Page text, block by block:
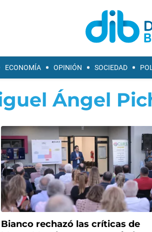
ECONOMÍA OPINIÓN SOCIEDAD
Ángel
Bianco rechazó las críticas de